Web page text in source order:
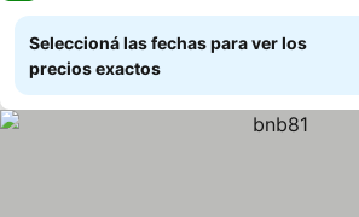
Seleccioná las fechas para ver los
precios exactos